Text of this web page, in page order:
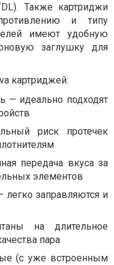
Также картриджи
и типу
имеют удобную
заглушку для
картриджей:
— идеально подходят
риск протечек
передача вкуса за
элементов
заправляются и
на длительное
пара
(с уже встроенным